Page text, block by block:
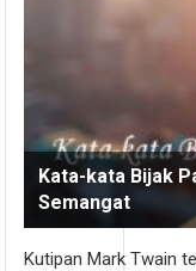
Kata-kata Bijak
Semangat
Kutipan Mark Twain